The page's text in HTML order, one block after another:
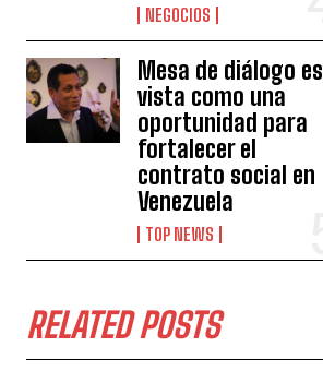
NEGOCIOS
Mesa de diálogo es
vista como una
oportunidad para
fortalecer el
contrato social en
Venezuela
TOP NEWS
RELATED POSTS